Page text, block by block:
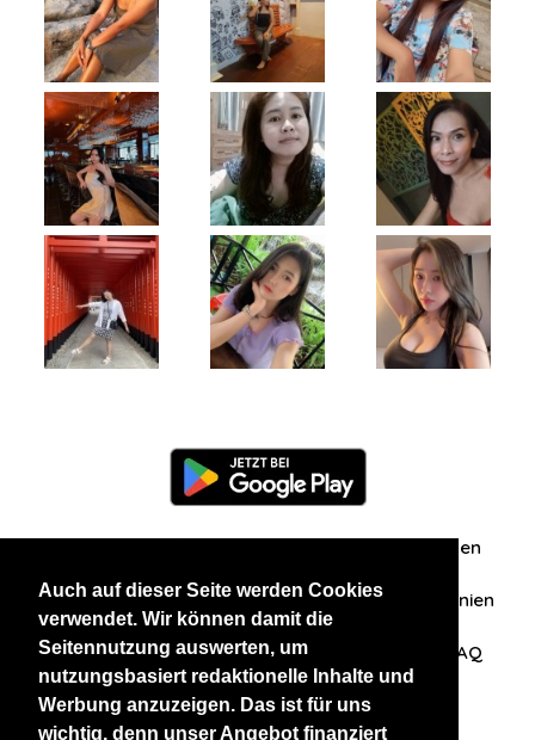
Auch auf dieser Seite werden Cookies
verwendet. Wir können damit die
Seitennutzung auswerten, um
nutzungsbasiert redaktionelle Inhalte und
Werbung anzuzeigen. Das ist für uns
wichtig, denn unser Angebot finanziert
Zuschriften/Erfahrungen
Datenschutzerklärung AGB Datenschutzrichtlinien
Nehmen Sie Kontakt mit uns auf FAQ
Unsere anderen Websites